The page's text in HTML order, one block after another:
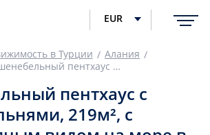
EUR
в Турции
Алания
Фешенебельный пентхаус с тремя спальнями, 219м², с великолепным видом на море в районе Авсаллар, Алания
пентхаус с
219м², с